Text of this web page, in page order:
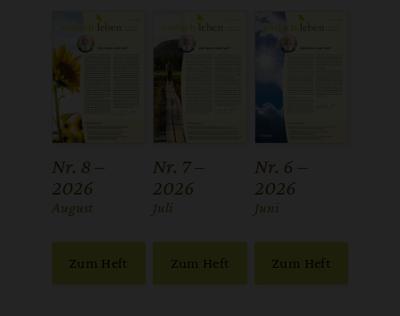
Nr. 8 –
2026
:
August
Zum Heft
Nr. 7 –
2026
:
Juli
Zum Heft
Nr. 6 –
2026
:
Juni
Zum Heft